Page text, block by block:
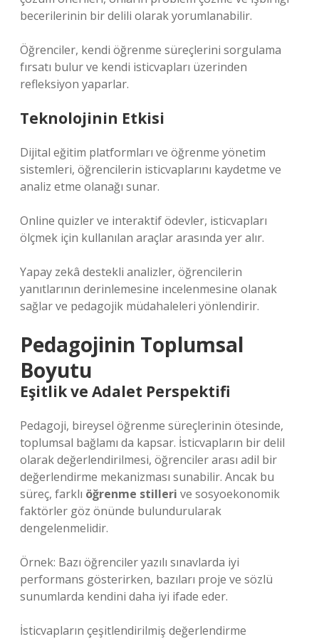
becerilerinin bir delili olarak yorumlanabilir.
Öğrenciler, kendi öğrenme süreçlerini sorgulama
fırsatı bulur ve kendi isticvapları üzerinden
refleksiyon yaparlar.
Teknolojinin Etkisi
Dijital eğitim platformları ve öğrenme yönetim
sistemleri, öğrencilerin isticvaplarını kaydetme ve
analiz etme olanağı sunar.
Online quizler ve interaktif ödevler, isticvapları
ölçmek için kullanılan araçlar arasında yer alır.
Yapay zekâ destekli analizler, öğrencilerin
yanıtlarının derinlemesine incelenmesine olanak
sağlar ve pedagojik müdahaleleri yönlendirir.
Pedagojinin Toplumsal
Boyutu
Eşitlik ve Adalet Perspektifi
Pedagoji, bireysel öğrenme süreçlerinin ötesinde,
toplumsal bağlamı da kapsar. İsticvapların bir delil
olarak değerlendirilmesi, öğrenciler arası adil bir
değerlendirme mekanizması sunabilir. Ancak bu
süreç, farklı öğrenme stilleri ve sosyoekonomik
faktörler göz önünde bulundurularak
dengelenmelidir.
Örnek: Bazı öğrenciler yazılı sınavlarda iyi
performans gösterirken, bazıları proje ve sözlü
sunumlarda kendini daha iyi ifade eder.
İsticvapların çeşitlendirilmiş değerlendirme